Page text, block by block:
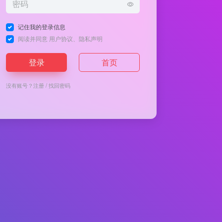
记住我的登录信息
阅读并同意 用户协议 隐私声明
登录 首页
没有账号？注册/找回密码